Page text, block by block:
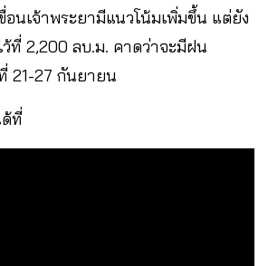
นเจ้าพระยามีแนวโน้มเพิ่มขึ้น แต่ยัง
ที่ 2,200 ลบ.ม. คาดว่าจะมีฝน
21-27 กันยายน
ที่